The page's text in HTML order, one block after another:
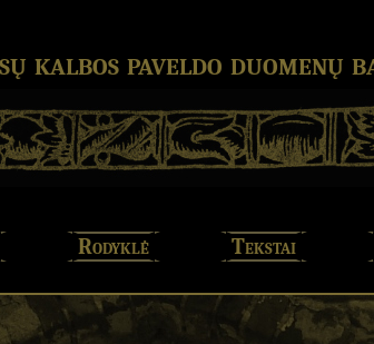
kalbos paveldo duomenų
Rodyklė Tekstai